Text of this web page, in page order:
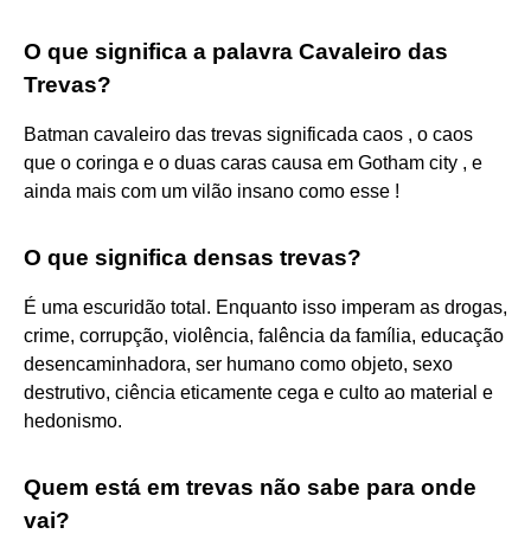
O que significa a palavra Cavaleiro das
Trevas?
Batman cavaleiro das trevas significada caos , o caos
que o coringa e o duas caras causa em Gotham city , e
ainda mais com um vilão insano como esse !
O que significa densas trevas?
É uma escuridão total. Enquanto isso imperam as drogas,
crime, corrupção, violência, falência da família, educação
desencaminhadora, ser humano como objeto, sexo
destrutivo, ciência eticamente cega e culto ao material e
hedonismo.
Quem está em trevas não sabe para onde
vai?